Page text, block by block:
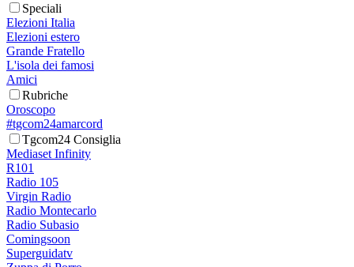
Speciali
Elezioni Italia
Elezioni estero
Grande Fratello
L'isola dei famosi
Amici
Rubriche
Oroscopo
#tgcom24amarcord
Tgcom24 Consiglia
Mediaset Infinity
R101
Radio 105
Virgin Radio
Radio Montecarlo
Radio Subasio
Comingsoon
Superguidatv